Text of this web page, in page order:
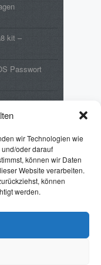
wir Technologien wie
oder darauf
können wir Daten
Website verarbeiten.
können
werden.
kit –
Passwort
7
BIOS
A305
BIOS